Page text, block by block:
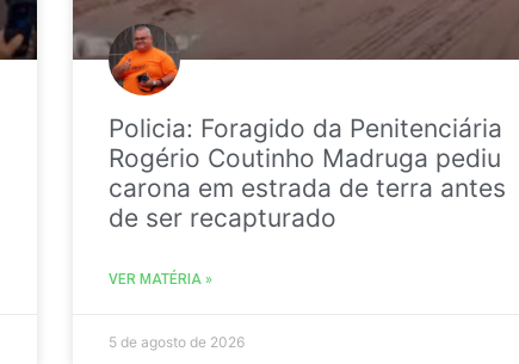
Policia: Foragido da Penitenciária
Rogério Coutinho Madruga pediu
carona em estrada de terra antes
de ser recapturado
VER MATÉRIA »
5 de agosto de 2026